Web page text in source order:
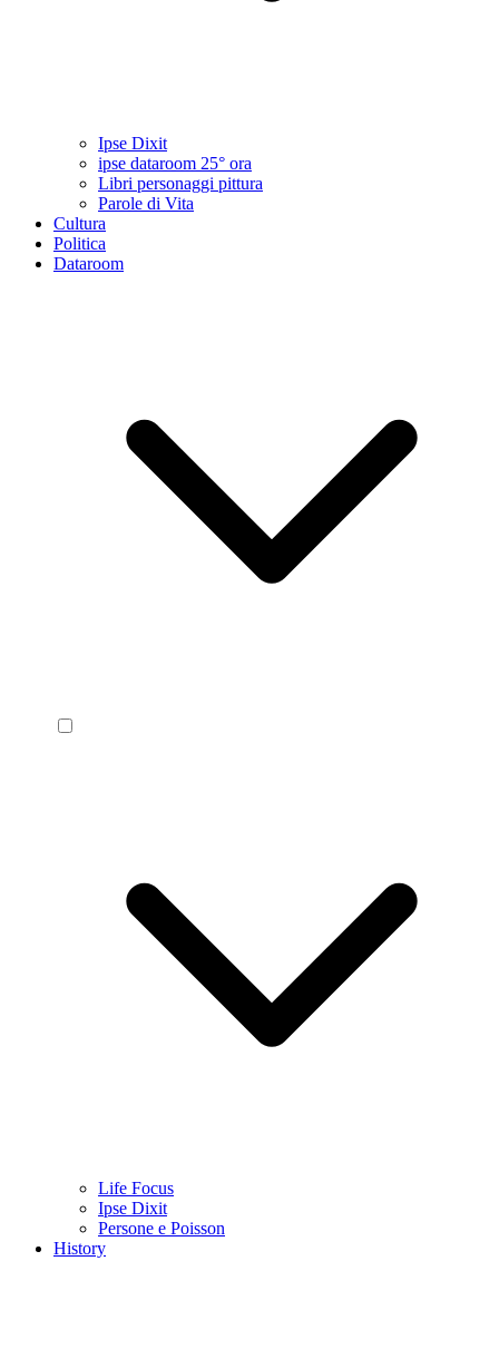
Ipse Dixit
ipse dataroom 25° ora
Libri personaggi pittura
Parole di Vita
Cultura
Politica
Dataroom
Life Focus
Ipse Dixit
Persone e Poisson
History